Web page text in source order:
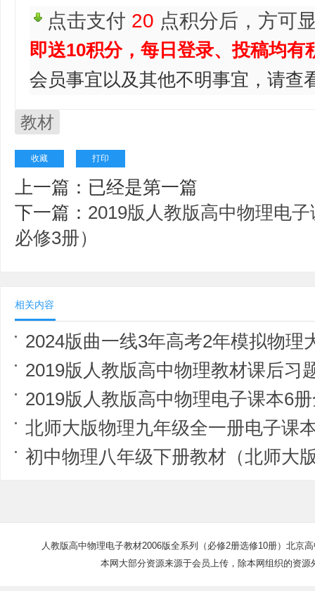
点击支付 20 点积分后，方可
即送10积分，每日登录、投稿均有
会员事宜以及其他不明事宜，请查
教材
收藏 打印
上一篇：已经是第一篇
下一篇： 2019版人教版高中物理电
必修3册）
相关内容
2024版曲一线3年高考2年模拟物理大一
2019版人教版高中物理教材课后习题答案全6册
2019版人教版高中物理电子课本6册全（
北师大版物理九年级全一册电子课
初中物理八年级下册教材（北师大
人教版高中物理电子教材2006版全系列（必修2册选修10册）北京
本网大部分资源来源于会员上传，除本网组织的资